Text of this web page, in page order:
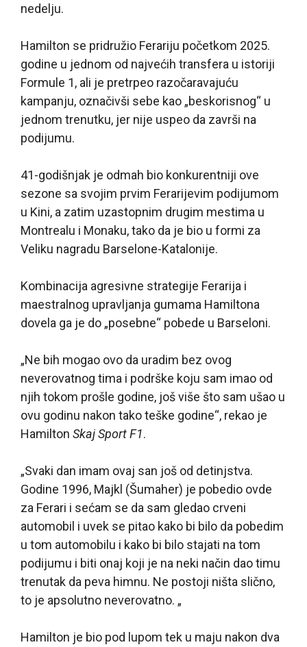
nedelju.
Hamilton se pridružio Ferariju početkom 2025.
godine u jednom od najvećih transfera u istoriji
Formule 1, ali je pretrpeo razočaravajuću
kampanju, označivši sebe kao „beskorisnog“ u
jednom trenutku, jer nije uspeo da završi na
podijumu.
41-godišnjak je odmah bio konkurentniji ove
sezone sa svojim prvim Ferarijevim podijumom
u Kini, a zatim uzastopnim drugim mestima u
Montrealu i Monaku, tako da je bio u formi za
Veliku nagradu Barselone-Katalonije.
Kombinacija agresivne strategije Ferarija i
maestralnog upravljanja gumama Hamiltona
dovela ga je do „posebne“ pobede u Barseloni.
„Ne bih mogao ovo da uradim bez ovog
neverovatnog tima i podrške koju sam imao od
njih tokom prošle godine, još više što sam ušao u
ovu godinu nakon tako teške godine“, rekao je
Hamilton Skaj Sport F1.
„Svaki dan imam ovaj san još od detinjstva.
Godine 1996, Majkl (Šumaher) je pobedio ovde
za Ferari i sećam se da sam gledao crveni
automobil i uvek se pitao kako bi bilo da pobedim
u tom automobilu i kako bi bilo stajati na tom
podijumu i biti onaj koji je na neki način dao timu
trenutak da peva himnu. Ne postoji ništa slično,
to je apsolutno neverovatno. „
Hamilton je bio pod lupom tek u maju nakon dva